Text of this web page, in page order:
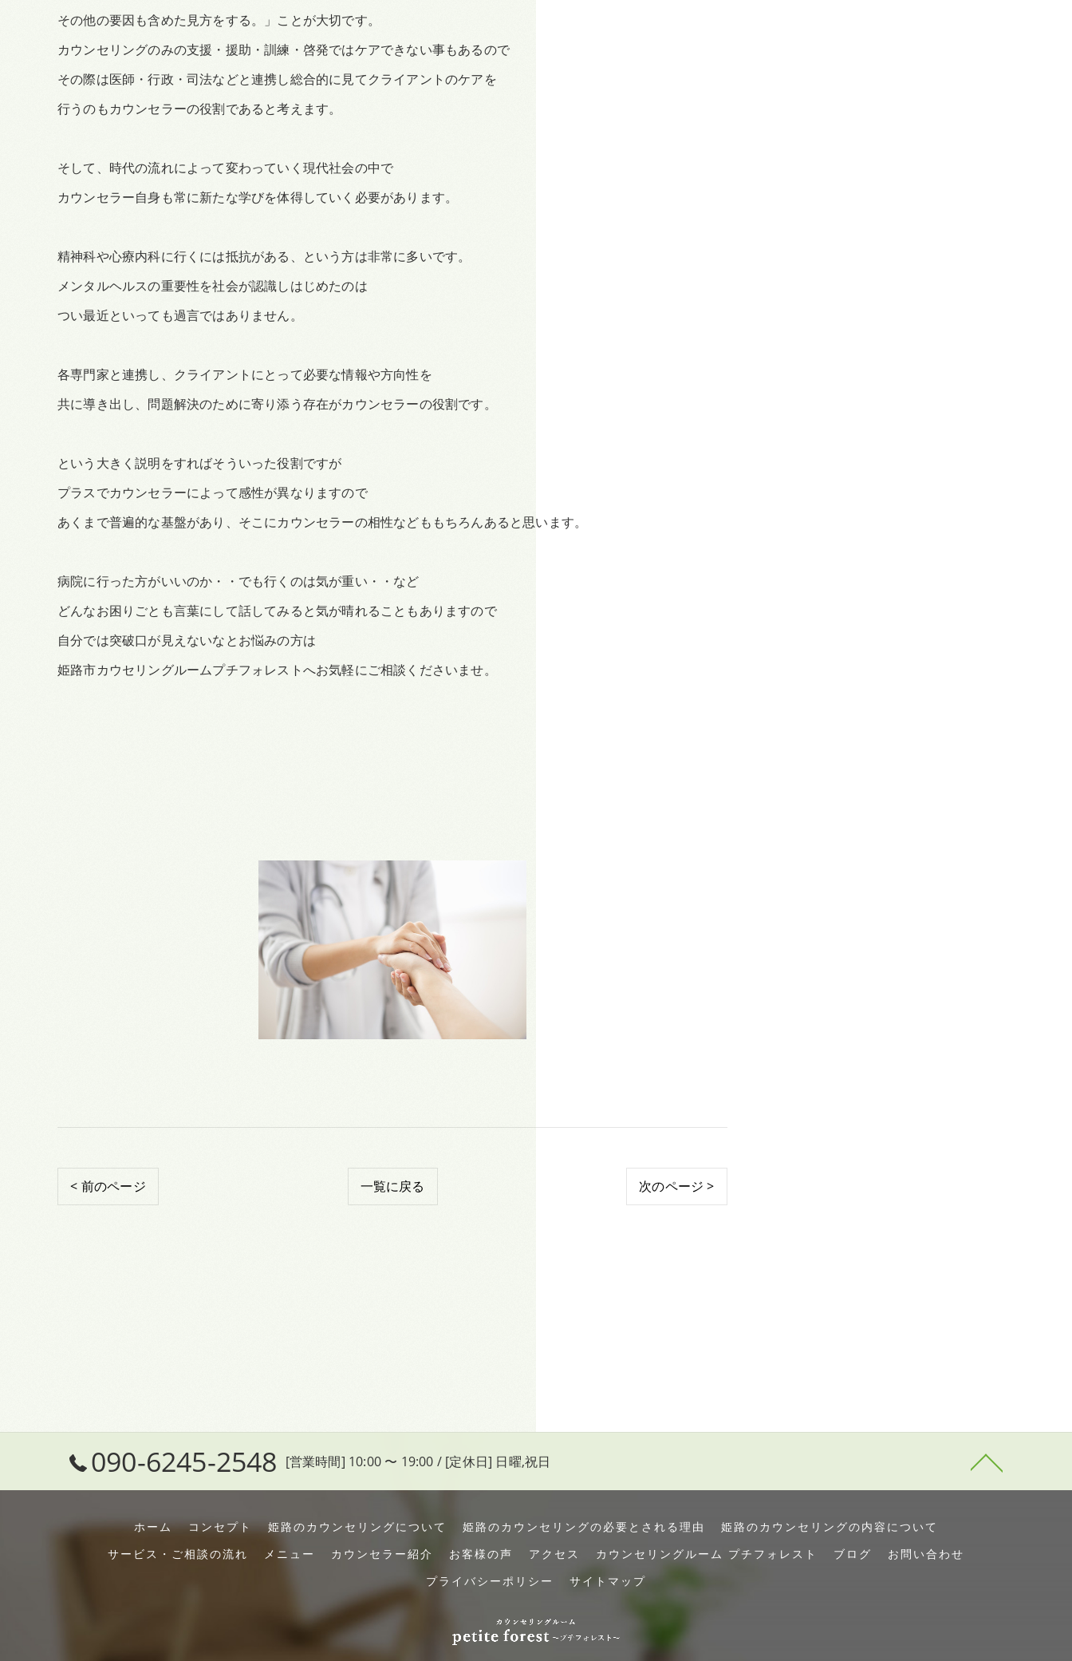
その他の要因も含めた見方をする。」ことが大切です。
カウンセリングのみの支援・援助・訓練・啓発ではケアできない事もあるので
その際は医師・行政・司法などと連携し総合的に見てクライアントのケアを
行うのもカウンセラーの役割であると考えます。
そして、時代の流れによって変わっていく現代社会の中で
カウンセラー自身も常に新たな学びを体得していく必要があります。
精神科や心療内科に行くには抵抗がある、という方は非常に多いです。
メンタルヘルスの重要性を社会が認識しはじめたのは
つい最近といっても過言ではありません。
各専門家と連携し、クライアントにとって必要な情報や方向性を
共に導き出し、問題解決のために寄り添う存在がカウンセラーの役割です。
という大きく説明をすればそういった役割ですが
プラスでカウンセラーによって感性が異なりますので
あくまで普遍的な基盤があり、そこにカウンセラーの相性などももちろんあると思います。
病院に行った方がいいのか・・でも行くのは気が重い・・など
どんなお困りごとも言葉にして話してみると気が晴れることもありますので
自分では突破口が見えないなとお悩みの方は
姫路市カウセリングルームプチフォレストへお気軽にご相談くださいませ。
< 前のページ 一覧に戻る 次のページ >
090-6245-2548 [営業時間] 10:00 〜 19:00 / [定休日] 日曜,祝日
ホーム コンセプト 姫路のカウンセリングについて 姫路のカウンセリングの必要とされる理由
姫路のカウンセリングの内容について
サービス・ご相談の流れ
メニュー カウンセラー紹介 お客様の声 アクセス カウンセリングルーム プチフォレスト ブログ
お問い合わせ
プライバシーポリシー
サイトマップ